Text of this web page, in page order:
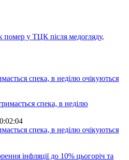
у ТЦК після медогляду,
спека, в неділю очікуються
спека, в неділю очікуються